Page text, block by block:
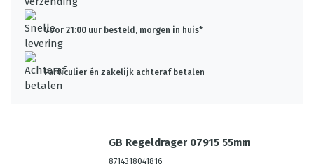
Voor 21:00 uur besteld, morgen in huis*
Particulier én zakelijk achteraf betalen
GB Regeldrager 07915 55mm
8714318041816